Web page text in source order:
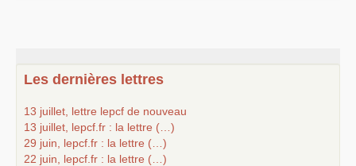
Les dernières lettres
13 juillet, lettre lepcf de nouveau
13 juillet, lepcf.fr : la lettre (…)
29 juin, lepcf.fr : la lettre (…)
22 juin, lepcf.fr : la lettre (…)